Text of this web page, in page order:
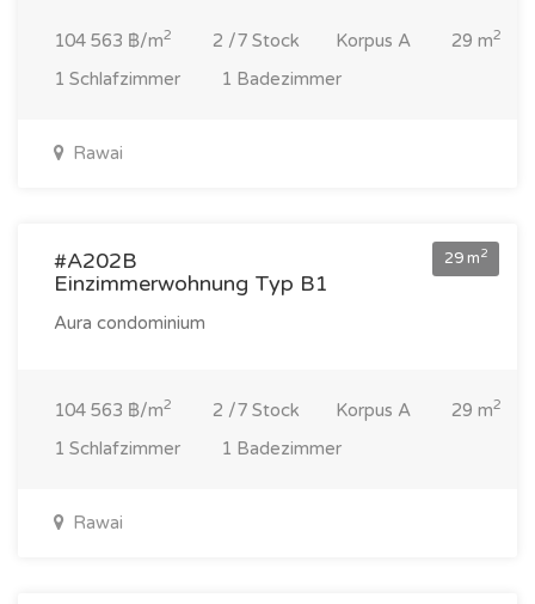
104 563 ฿/m2 2 /7 Stock Korpus A 29 m2
1 Schlafzimmer 1 Badezimmer
Rawai
29 m2
#A202B
Einzimmerwohnung Typ B1
Aura condominium
104 563 ฿/m2 2 /7 Stock Korpus A 29 m2
1 Schlafzimmer 1 Badezimmer
Rawai